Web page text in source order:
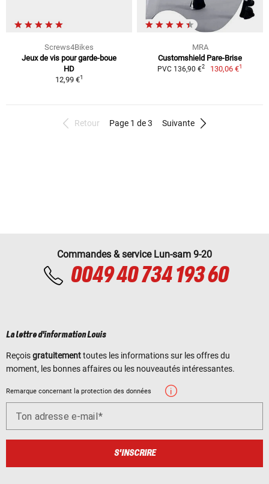
Screws4Bikes
Jeux de vis pour garde-boue
HD
12,99 €1
MRA
Customshield Pare-Brise
PVC 136,90 €2 130,06 €1
Retour Page 1 de 3 Suivante
Commandes & service Lun-sam 9-20
0049 40 734 193 60
La lettre d'information Louis
Reçoisgratuitementtoutes les informations sur les offres du
moment, les bonnes affaires ou les nouveautés intéressantes.
Remarque concernant la protection des données
Ton adresse e-mail
S'INSCRIRE